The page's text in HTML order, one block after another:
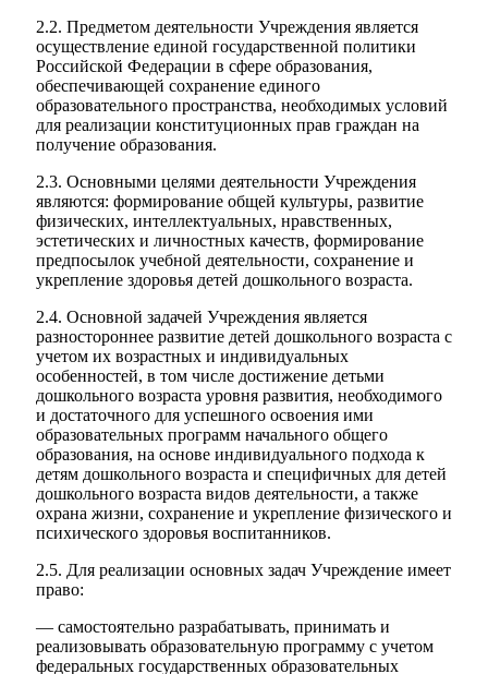
2.2. Предметом деятельности Учреждения является
осуществление единой государственной политики
Российской Федерации в сфере образования,
обеспечивающей сохранение единого
образовательного пространства, необходимых условий
для реализации конституционных прав граждан на
получение образования.
2.3. Основными целями деятельности Учреждения
являются: формирование общей культуры, развитие
физических, интеллектуальных, нравственных,
эстетических и личностных качеств, формирование
предпосылок учебной деятельности, сохранение и
укрепление здоровья детей дошкольного возраста.
2.4. Основной задачей Учреждения является
разностороннее развитие детей дошкольного возраста с
учетом их возрастных и индивидуальных
особенностей, в том числе достижение детьми
дошкольного возраста уровня развития, необходимого
и достаточного для успешного освоения ими
образовательных программ начального общего
образования, на основе индивидуального подхода к
детям дошкольного возраста и специфичных для детей
дошкольного возраста видов деятельности, а также
охрана жизни, сохранение и укрепление физического и
психического здоровья воспитанников.
2.5. Для реализации основных задач Учреждение имеет
право:
— самостоятельно разрабатывать, принимать и
реализовывать образовательную программу с учетом
федеральных государственных образовательных